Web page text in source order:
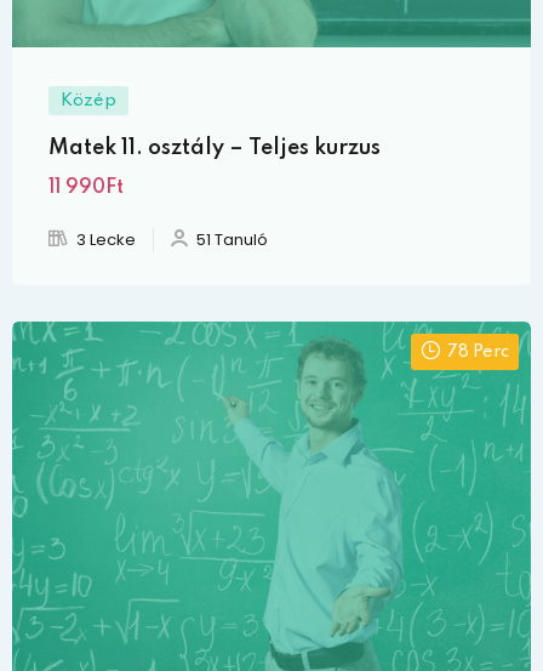
Közép
Matek 11. osztály – Teljes kurzus
11 990Ft
3 Lecke 51 Tanuló
78 Perc